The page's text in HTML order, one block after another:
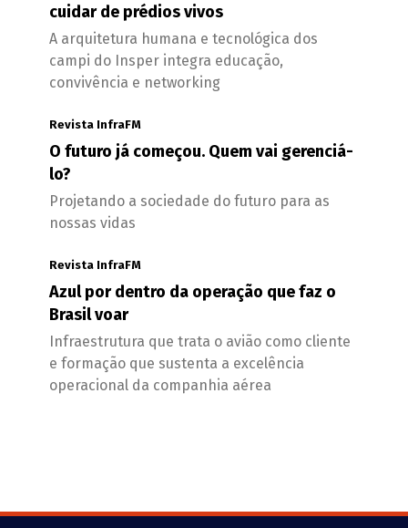
cuidar de prédios vivos
A arquitetura humana e tecnológica dos
campi do Insper integra educação,
convivência e networking
Revista InfraFM
O futuro já começou. Quem vai gerenciá-
lo?
Projetando a sociedade do futuro para as
nossas vidas
Revista InfraFM
Azul por dentro da operação que faz o
Brasil voar
Infraestrutura que trata o avião como cliente
e formação que sustenta a excelência
operacional da companhia aérea